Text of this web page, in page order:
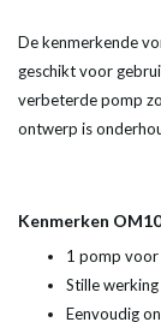
De kenmerkende
geschikt voor
verbeterde pomp
ontwerp is
Kenmerken
1 pomp voor
Stille
Eenvoudig